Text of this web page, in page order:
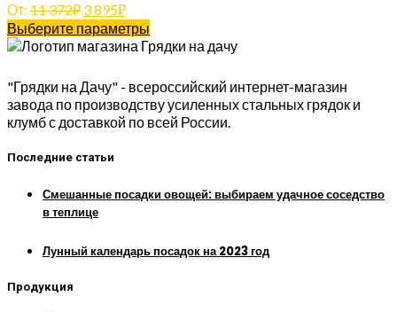
От: 11 372₽ 3 895₽
Выберите параметры
"Грядки на Дачу" - всероссийский интернет-магазин
завода по производству усиленных стальных грядок и
клумб с доставкой по всей России.
Последние статьи
Смешанные посадки овощей: выбираем удачное соседство
в теплице
Лунный календарь посадок на 2023 год
Продукция